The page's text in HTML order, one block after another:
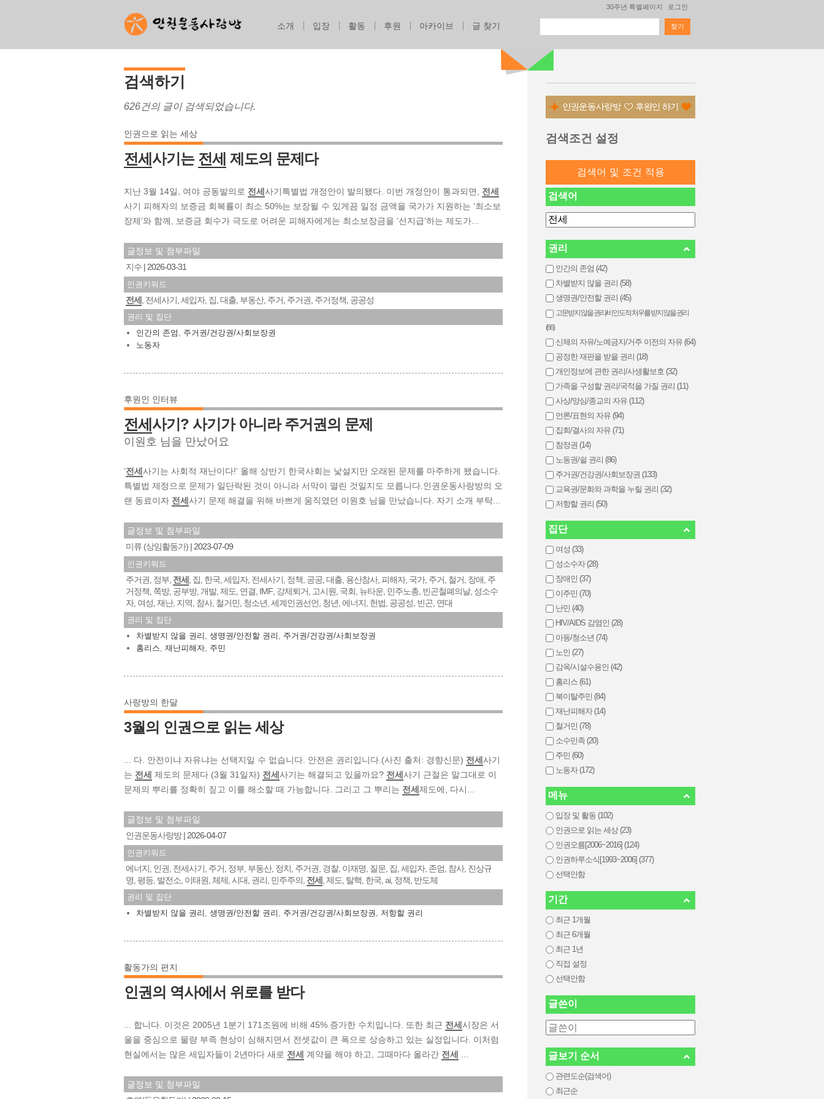
30주년 특별페이지 로그인
검색하기
626건의 글이 검색되었습니다.
인권으로 읽는 세상
전세 사기는 전세 제도의 문제다
지난 3월 14일, 여야 공동발의로 전세 사기특별법 개정안이 발의됐다. 이번 개정안이 통과되면, 전세
사기 피해자의 보증금 회복률이 최소 50%는 보장될 수 있게끔 일정 금액을 국가가 지원하는 ‘최소보
장제’와 함께, 보증금 회수가 극도로 어려운 피해자에게는 최소보장금을 ‘선지급’하는 제도가...
글정보 및 첨부파일
지수
2026-03-31
인권키워드
전세 , 전세사기, 세입자, 집, 대출, 부동산, 주거, 주거권, 주거정책, 공공성
권리 및 집단
인간의 존엄 , 주거권/건강권/사회보장권
노동자
후원인 인터뷰
전세 사기? 사기가 아니라 주거권의 문제
이원호 님을 만났어요
‘전세 사기는 사회적 재난이다!’ 올해 상반기 한국사회는 낯설지만 오래된 문제를 마주하게 됐습니다.
특별법 제정으로 문제가 일단락된 것이 아니라 서막이 열린 것일지도 모릅니다.인권운동사랑방의 오
랜 동료이자 전세 사기 문제 해결을 위해 바쁘게 움직였던 이원호 님을 만났습니다. 자기 소개 부탁...
글정보 및 첨부파일
미류 (상임활동가)
2023-07-09
인권키워드
주거권, 정부, 전세 , 집, 한국, 세입자, 전세사기, 정책, 공공, 대출, 용산참사, 피해자, 국가, 주거, 철거, 장애, 주
거정책, 쪽방, 공부방, 개발, 제도, 연결, IMF, 강제퇴거, 고시원, 국회, 뉴타운, 민주노총, 빈곤철폐의날, 성소수
자, 여성, 재난, 지역, 참사, 철거민, 청소년, 세계인권선언, 청년, 에너지, 헌법, 공공성, 빈곤, 연대
권리 및 집단
차별받지 않을 권리 , 생명권/안전할 권리 , 주거권/건강권/사회보장권
홈리스, 재난피해자, 주민
사랑방의 한달
3월의 인권으로 읽는 세상
... 다. 안전이냐 자유냐는 선택지일 수 없습니다. 안전은 권리입니다.(사진 출처: 경향신문) 전세 사기
는 전세 제도의 문제다 (3월 31일자) 전세 사기는 해결되고 있을까요? 전세 사기 근절은 말그대로 이
문제의 뿌리를 정확히 짚고 이를 해소할 때 가능합니다. 그리고 그 뿌리는 전세 제도에, 다시...
글정보 및 첨부파일
인권운동사랑방
2026-04-07
인권키워드
에너지, 인권, 전세사기, 주거, 정부, 부동산, 정치, 주거권, 경찰, 이재명, 질문, 집, 세입자, 존엄, 참사, 진상규
명, 평등, 발전소, 이태원, 체제, 시대, 권리, 민주주의, 전세 , 제도, 탈핵, 한국, ai, 정책, 반도체
권리 및 집단
차별받지 않을 권리 , 생명권/안전할 권리 , 주거권/건강권/사회보장권 , 저항할 권리
활동가의 편지
인권의 역사에서 위로를 받다
... 합니다. 이것은 2005년 1분기 171조원에 비해 45% 증가한 수치입니다. 또한 최근 전세 시장은 서
울을 중심으로 물량 부족 현상이 심해지면서 전셋값이 큰 폭으로 상승하고 있는 실정입니다. 이처럼
현실에서는 많은 세입자들이 2년마다 새로 전세 계약을 해야 하고, 그때마다 올라간 전세
글정보 및 첨부파일
검색 폼
소개 입장 활동 후원 아카이브 글 찾기
검색조건 설정
검색어
권리
인간의 존엄 (42)
차별받지 않을 권리 (58)
생명권/안전할 권리 (45)
고문받지 않을 권리/비인도적 처우를 받지 않을 권리
(66)
신체의 자유/노예금지/거주 이전의 자유 (64)
공정한 재판을 받을 권리 (18)
개인정보에 관한 권리/사생활보호 (32)
가족을 구성할 권리/국적을 가질 권리 (11)
사상/양심/종교의 자유 (112)
언론/표현의 자유 (94)
집회/결사의 자유 (71)
참정권 (14)
노동권/쉴 권리 (86)
주거권/건강권/사회보장권 (133)
교육권/문화와 과학을 누릴 권리 (32)
저항할 권리 (50)
집단
여성 (33)
성소수자 (28)
장애인 (37)
이주민 (70)
난민 (40)
HIV/AIDS 감염인 (28)
아동/청소년 (74)
노인 (27)
감옥/시설수용인 (42)
홈리스 (61)
북이탈주민 (84)
재난피해자 (14)
철거민 (78)
소수민족 (20)
주민 (60)
노동자 (172)
메뉴
입장 및 활동 (102)
인권으로 읽는 세상 (23)
인권오름[2006~2016] (124)
인권하루소식[1993~2006] (377)
선택안함
기간
최근 1개월
최근 6개월
최근 1년
직접 설정
선택안함
글쓴이
글보기 순서
관련도순(검색어)
최근순